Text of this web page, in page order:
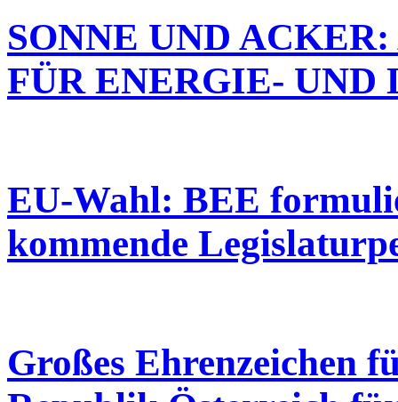
SONNE UND
FÜR ENERGIE-
EU-Wahl: BEE
kommende
Großes Ehrenzeichen